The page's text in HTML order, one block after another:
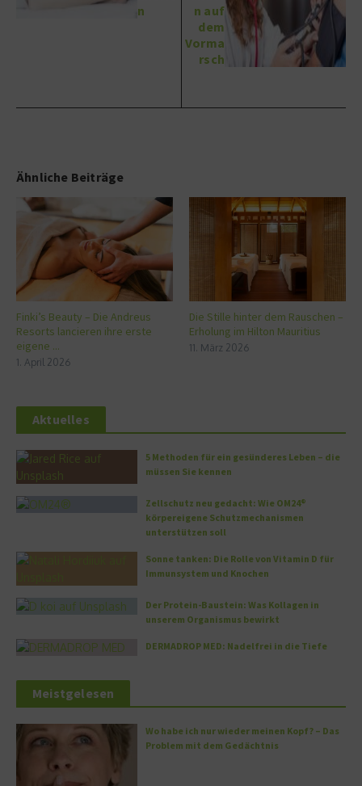
n
n auf
dem
Vorma
rsch
Ähnliche Beiträge
Finki’s Beauty – Die Andreus
Resorts lancieren ihre erste
eigene ...
1. April 2026
Die Stille hinter dem Rauschen –
Erholung im Hilton Mauritius
11. März 2026
Aktuelles
5 Methoden für ein gesünderes Leben – die
müssen Sie kennen
Zellschutz neu gedacht: Wie OM24®
körpereigene Schutzmechanismen
unterstützen soll
Sonne tanken: Die Rolle von Vitamin D für
Immunsystem und Knochen
Der Protein-Baustein: Was Kollagen in
unserem Organismus bewirkt
DERMADROP MED: Nadelfrei in die Tiefe
Meistgelesen
Wo habe ich nur wieder meinen Kopf? – Das
Problem mit dem Gedächtnis